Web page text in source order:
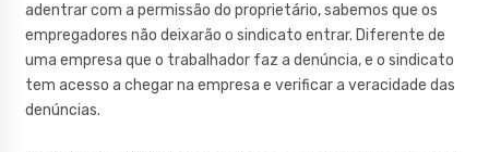
adentrar com a permissão do proprietário, sabemos que os
empregadores não deixarão o sindicato entrar. Diferente de
uma empresa que o trabalhador faz a denúncia, e o sindicato
tem acesso a chegar na empresa e verificar a veracidade das
denúncias.